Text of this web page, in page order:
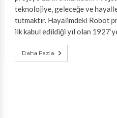
teknolojiye, geleceğe ve
tutmaktır. Hayalimdeki Robot
ilk kabul edildiği yıl olan
Daha Fazla